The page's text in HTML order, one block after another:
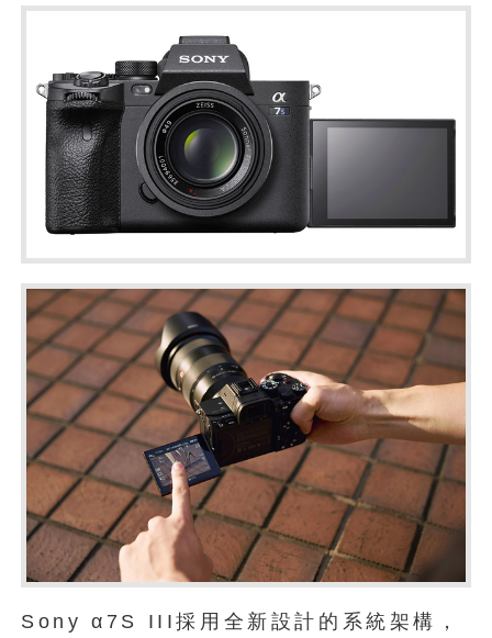
Sony α7S III採用全新設計的系統架構，